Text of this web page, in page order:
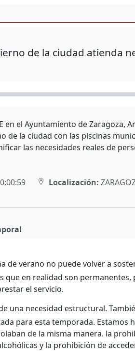
de la ciudad atienda
en el Ayuntamiento de Zaragoza,
de la ciudad con las piscinas
las necesidades reales de
Localización:
de verano no puede volver a
que en realidad son
el servicio.
una necesidad estructural.
para esta temporada. Estamos
de la misma manera. la
y la prohibición de